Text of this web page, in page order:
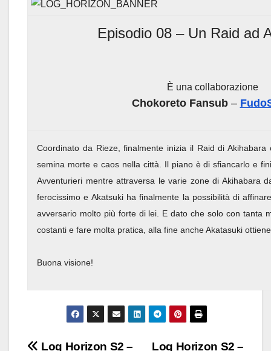
Episodio 08 – Un Raid ad
È una collaborazione
Chokoreto Fansub–
Coordinato da Rieze, finalmente inizia il Raid di
semina morte e caos nella città. Il piano è di sfiancarlo e
Avventurieri mentre attraversa le varie zone di Akihabara
ferocissimo e Akatsuki ha finalmente la possibilità di
avversario molto più forte di lei. E dato che solo con tanta
costanti e fare molta pratica, alla fine anche Akatasuki
Buona visione!
Log Horizon S2 –
Log Horizon S2 –